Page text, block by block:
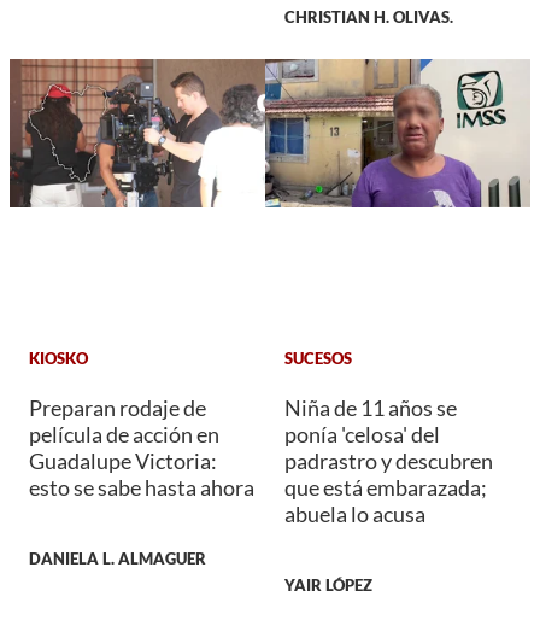
CHRISTIAN H. OLIVAS.
KIOSKO
Preparan rodaje de
película de acción en
Guadalupe Victoria:
esto se sabe hasta ahora
DANIELA L. ALMAGUER
SUCESOS
Niña de 11 años se
ponía 'celosa' del
padrastro y descubren
que está embarazada;
abuela lo acusa
YAIR LÓPEZ